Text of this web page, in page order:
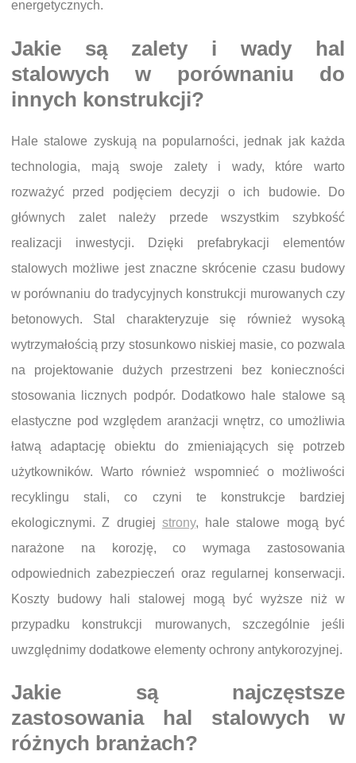
energetycznych.
Jakie są zalety i wady hal
stalowych w porównaniu do
innych konstrukcji?
Hale stalowe zyskują na popularności, jednak jak każda
technologia, mają swoje zalety i wady, które warto
rozważyć przed podjęciem decyzji o ich budowie. Do
głównych zalet należy przede wszystkim szybkość
realizacji inwestycji. Dzięki prefabrykacji elementów
stalowych możliwe jest znaczne skrócenie czasu budowy
w porównaniu do tradycyjnych konstrukcji murowanych czy
betonowych. Stal charakteryzuje się również wysoką
wytrzymałością przy stosunkowo niskiej masie, co pozwala
na projektowanie dużych przestrzeni bez konieczności
stosowania licznych podpór. Dodatkowo hale stalowe są
elastyczne pod względem aranżacji wnętrz, co umożliwia
łatwą adaptację obiektu do zmieniających się potrzeb
użytkowników. Warto również wspomnieć o możliwości
recyklingu stali, co czyni te konstrukcje bardziej
ekologicznymi. Z drugiej strony, hale stalowe mogą być
narażone na korozję, co wymaga zastosowania
odpowiednich zabezpieczeń oraz regularnej konserwacji.
Koszty budowy hali stalowej mogą być wyższe niż w
przypadku konstrukcji murowanych, szczególnie jeśli
uwzględnimy dodatkowe elementy ochrony antykorozyjnej.
Jakie są najczęstsze
zastosowania hal stalowych w
różnych branżach?